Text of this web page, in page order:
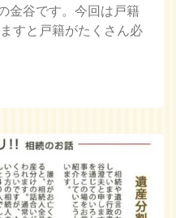
金谷です。今回は戸籍
すと戸籍がたくさん必